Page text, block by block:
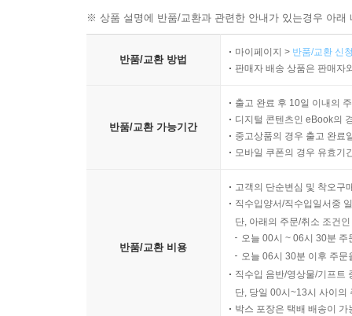
※ 상품 설명에 반품/교환과 관련한 안내가 있는경우 아
반품/교환 방법
마이페이지 > 반품/교환 신
판매자 배송 상품은 판매자
반품/교환 가능기간
출고 완료 후 10일 이내의
디지털 콘텐츠인 eBook의
중고상품의 경우 출고 완료
모바일 쿠폰의 경우 유효기
반품/교환 비용
고객의 단순변심 및 착오구
직수입양서/직수입일서중
단, 아래의 주문/취소 조건
오늘 00시 ~ 06시 30분
오늘 06시 30분 이후 주
직수입 음반/영상물/기프트
단, 당일 00시~13시 사이의
박스 포장은 택배 배송이